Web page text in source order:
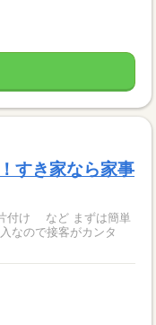
すき家なら家事
付け など まずは簡単